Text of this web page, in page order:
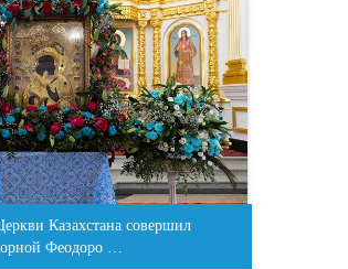
Казахстана совершил
Феодоро …